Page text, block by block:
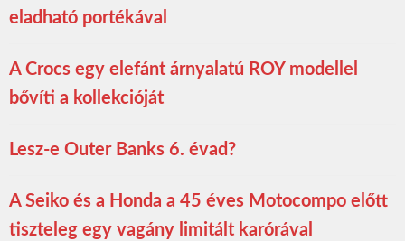
eladható portékával
A Crocs egy elefánt árnyalatú ROY modellel
bővíti a kollekcióját
Lesz-e Outer Banks 6. évad?
A Seiko és a Honda a 45 éves Motocompo előtt
tiszteleg egy vagány limitált karórával